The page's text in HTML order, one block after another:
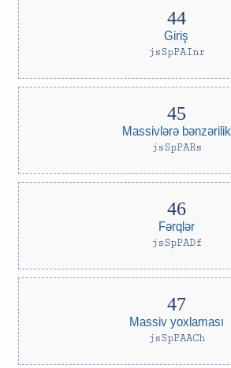
Giriş
jsSpPAInr
Massivlərə bənzərilik
jsSpPARs
Fərqlər
jsSpPADf
Massiv yoxlaması
jsSpPAACh